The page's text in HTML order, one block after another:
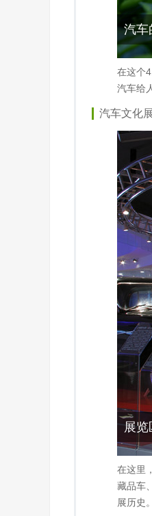
汽车
在这个
汽车给
汽车文化
展览
在这里
藏品车
展历史。